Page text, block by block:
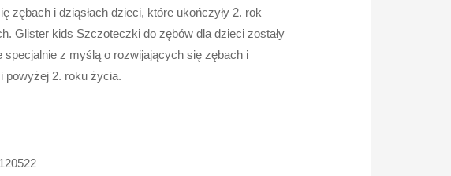
zębach i dziąsłach dzieci, które ukończyły 2. rok
Glister kids Szczoteczki do zębów dla dzieci zostały
specjalnie z myślą o rozwijających się zębach i
powyżej 2. roku życia.